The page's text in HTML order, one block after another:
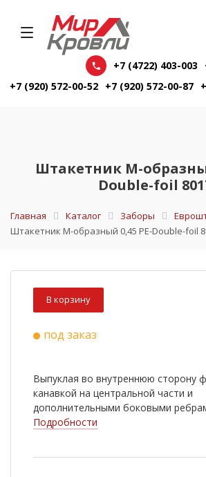
+7 (4722) 403-003
+7 (920) 572-00-52 +7 (920) 572-00-87
Штакетник М-
Double-foil
Главная Каталог Заборы
Штакетник М-образный 0,45 PE-Double-foil
В корзину
под заказ
Выпуклая во внутреннюю сторону
канавкой на центральной части и
дополнительными боковыми
Подробности